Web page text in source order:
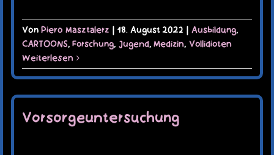
Von Piero Masztalerz | 18. August 2022 | Ausbildung,
CARTOONS, Forschung, Jugend, Medizin, Vollidioten
Weiterlesen
Vorsorgeuntersuchung